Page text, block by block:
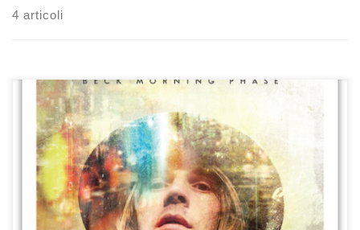
4 articoli
Si chiama Morning Phase il nuovo disco di Beck ed uscirà il 25
febbraio 2014. Si può già preordinare su iTunes partendo da QUI.
Dall’ascolto del primo singolo, Blue Moon, si preannuncia davvero
molto bello. La mia personale attesa inizia a salire